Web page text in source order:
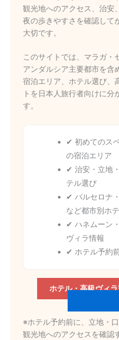
観光地へのアクセス、治安
夜の歩きやすさを確認して
大切です。
このサイトでは、マラガ・
アンダルシア主要都市を含
宿泊エリア、ホテル選び、
トを日本人旅行者向けに分
す。
✔ 初めてのス
の宿泊エリア
✔ 治安・立地
テル選び
✔ バルセロナ
など都市別ホ
✔ ハネムーン
ヴィラ情報
✔ ホテル予約
ホテル・高級ヴィ
※ホテル予約前に、立地・
観光地へのアクセスを確認